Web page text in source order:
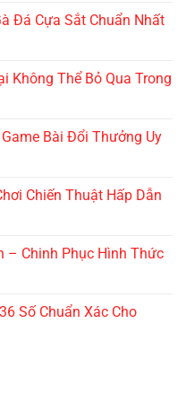
Đá Cựa Sắt Chuẩn Nhất
Không Thể Bỏ Qua Trong
Bài Đổi Thưởng Uy
Chiến Thuật Hấp Dẫn
– Chinh Phục Hình Thức
Số Chuẩn Xác Cho